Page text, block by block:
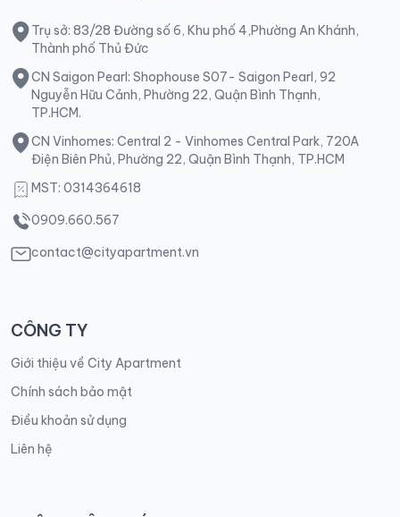
Trụ sở: 83/28 Đường số 6, Khu phố 4,Phường An Khánh,
Thành phố Thủ Đức
CN Saigon Pearl: Shophouse S07- Saigon Pearl, 92
Nguyễn Hữu Cảnh, Phường 22, Quận Bình Thạnh,
TP.HCM.
CN Vinhomes: Central 2 - Vinhomes Central Park, 720A
Điện Biên Phủ, Phường 22, Quận Bình Thạnh, TP.HCM
MST: 0314364618
0909.660.567
contact@cityapartment.vn
CÔNG TY
Giới thiệu về City Apartment
Chính sách bảo mật
Điều khoản sử dụng
Liên hệ